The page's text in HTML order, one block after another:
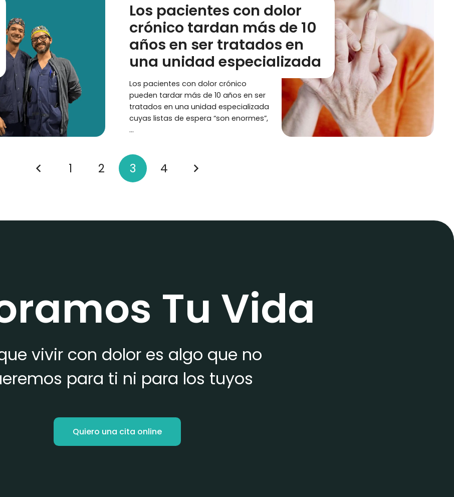
Los pacientes con dolor
crónico tardan más de 10
años en ser tratados en
una unidad especializada
Los pacientes con dolor crónico
pueden tardar más de 10 años en ser
tratados en una unidad especializada
cuyas listas de espera “son enormes”,
…
1 2 3 4
Tu Vida
vivir con dolor es algo que no
para ti ni para los tuyos
Quiero una cita online